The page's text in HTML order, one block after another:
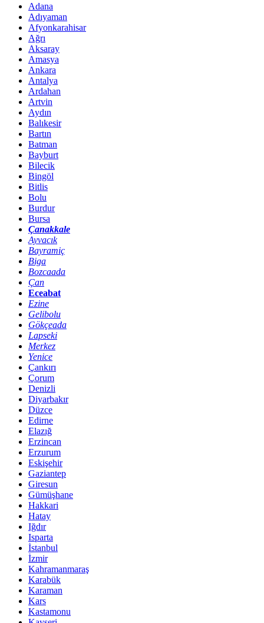
Adana
Adıyaman
Afyonkarahisar
Ağrı
Aksaray
Amasya
Ankara
Antalya
Ardahan
Artvin
Aydın
Balıkesir
Bartın
Batman
Bayburt
Bilecik
Bingöl
Bitlis
Bolu
Burdur
Bursa
Çanakkale
Ayvacık
Bayramiç
Biga
Bozcaada
Çan
Eceabat
Ezine
Gelibolu
Gökçeada
Lapseki
Merkez
Yenice
Çankırı
Çorum
Denizli
Diyarbakır
Düzce
Edirne
Elazığ
Erzincan
Erzurum
Eskişehir
Gaziantep
Giresun
Gümüşhane
Hakkari
Hatay
Iğdır
Isparta
İstanbul
İzmir
Kahramanmaraş
Karabük
Karaman
Kars
Kastamonu